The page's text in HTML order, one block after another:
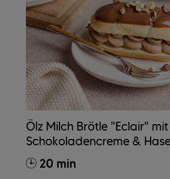
Ölz Milch Brötle "Eclair" mit
Schokoladencreme &
20 min